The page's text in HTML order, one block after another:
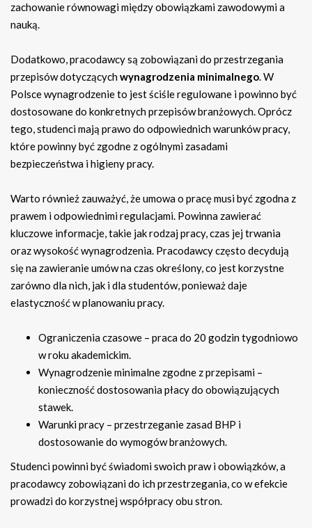
zachowanie równowagi między obowiązkami zawodowymi a
nauką.
Dodatkowo, pracodawcy są zobowiązani do przestrzegania
przepisów dotyczącychwynagrodzenia minimalnego. W
Polsce wynagrodzenie to jest ściśle regulowane i powinno być
dostosowane do konkretnych przepisów branżowych. Oprócz
tego, studenci mają prawo do odpowiednich warunków pracy,
które powinny być zgodne z ogólnymi zasadami
bezpieczeństwa i higieny pracy.
Warto również zauważyć, że umowa o pracę musi być zgodna z
prawem i odpowiednimi regulacjami. Powinna zawierać
kluczowe informacje, takie jak rodzaj pracy, czas jej trwania
oraz wysokość wynagrodzenia. Pracodawcy często decydują
się na zawieranie umów na czas określony, co jest korzystne
zarówno dla nich, jak i dla studentów, ponieważ daje
elastyczność w planowaniu pracy.
Ograniczenia czasowe – praca do 20 godzin tygodniowo
w roku akademickim.
Wynagrodzenie minimalne zgodne z przepisami –
konieczność dostosowania płacy do obowiązujących
stawek.
Warunki pracy – przestrzeganie zasad BHP i
dostosowanie do wymogów branżowych.
Studenci powinni być świadomi swoich praw i obowiązków, a
pracodawcy zobowiązani do ich przestrzegania, co w efekcie
prowadzi do korzystnej współpracy obu stron.